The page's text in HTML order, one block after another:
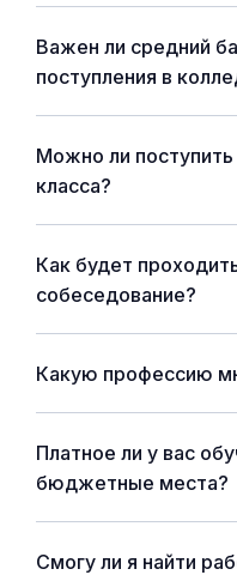
Важен ли средний
поступления в
Можно ли
класса?
Как будет
собеседование?
Какую профессию
Платное ли у вас
бюджетные места?
Смогу ли я найти